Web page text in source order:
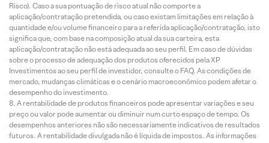
Risco). Caso a sua pontuação de risco atual não comporte a
aplicação/contratação pretendida, ou caso existam limitações em relação à
quantidade e/ou volume financeiro para a referida aplicação/contratação, isto
significa que, com base na composição atual da sua carteira, esta
aplicação/contratação não está adequada ao seu perfil. Em caso de dúvidas
sobre o processo de adequação dos produtos oferecidos pela XP
Investimentos ao seu perfil de investidor, consulte o FAQ. As condições de
mercado, mudanças climáticas e o cenário macroeconômico podem afetar o
desempenho do investimento.
A rentabilidade de produtos financeiros pode apresentar variações e seu
preço ou valor pode aumentar ou diminuir num curto espaço de tempo. Os
desempenhos anteriores não são necessariamente indicativos de resultados
futuros. A rentabilidade divulgada não é líquida de impostos. As informações